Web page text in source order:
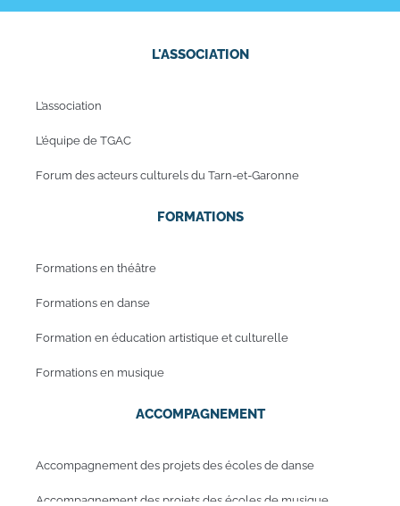
L'ASSOCIATION
L’association
L’équipe de TGAC
Forum des acteurs culturels du Tarn-et-Garonne
FORMATIONS
Formations en théâtre
Formations en danse
Formation en éducation artistique et culturelle
Formations en musique
ACCOMPAGNEMENT
Accompagnement des projets des écoles de danse
Accompagnement des projets des écoles de musique